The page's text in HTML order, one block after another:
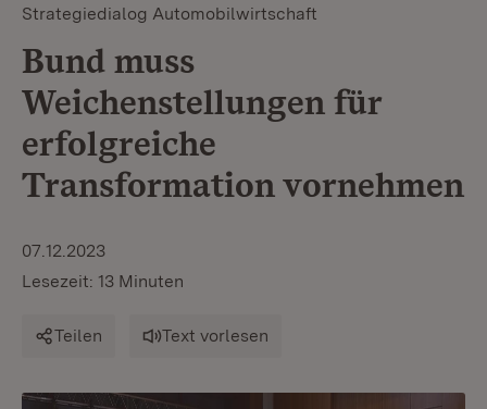
Strategiedialog Automobilwirtschaft
Bund muss
Weichenstellungen für
erfolgreiche
Transformation vornehmen
07.12.2023
Lesezeit: 13 Minuten
Teilen Text vorlesen